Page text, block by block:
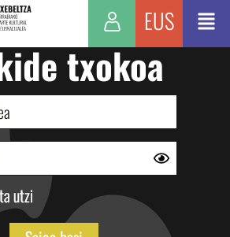
EUS
txokoa
utzi